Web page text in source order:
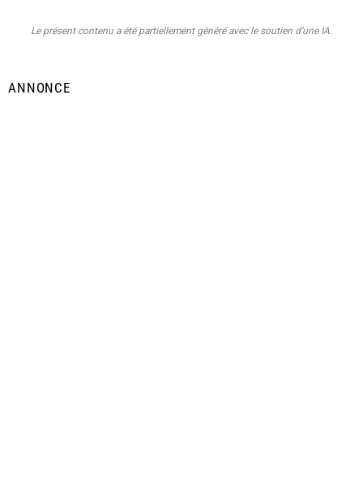
Le présent contenu a été partiellement généré avec le soutien d’une IA.
ANNONCE